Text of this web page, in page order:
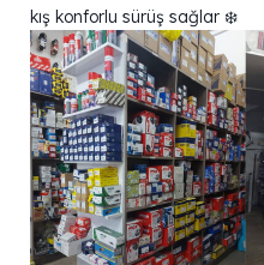
kış konforlu sürüş sağlar ❄️